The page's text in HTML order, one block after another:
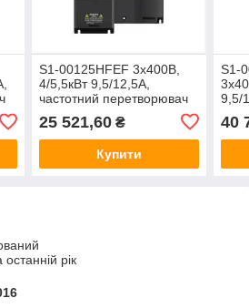
S1-00125HFEF 3х400В,
4/5,5кВт 9,5/12,5А,
частотний перетворювач
25 521,60₴
Купити
S1-
9,5/
40
рік